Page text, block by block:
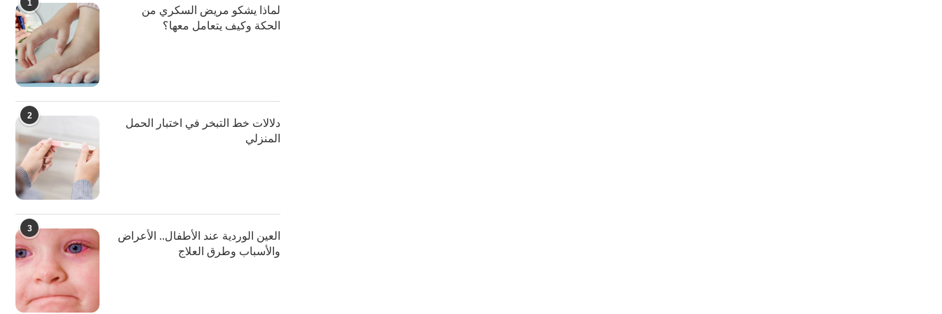
1
لماذا يشكو مريض السكري من
الحكة وكيف يتعامل معها؟
2
دلالات خط التبخر في اختبار الحمل
المنزلي
3
العين الوردية عند الأطفال.. الأعراض
والأسباب وطرق العلاج